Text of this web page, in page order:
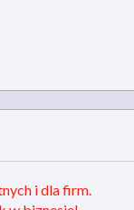
i dla firm.